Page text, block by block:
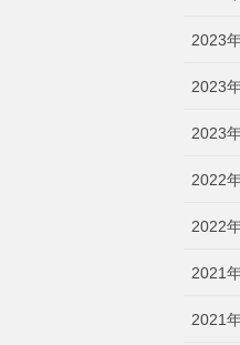
2023
2023
2023
2022
2022
2021
2021